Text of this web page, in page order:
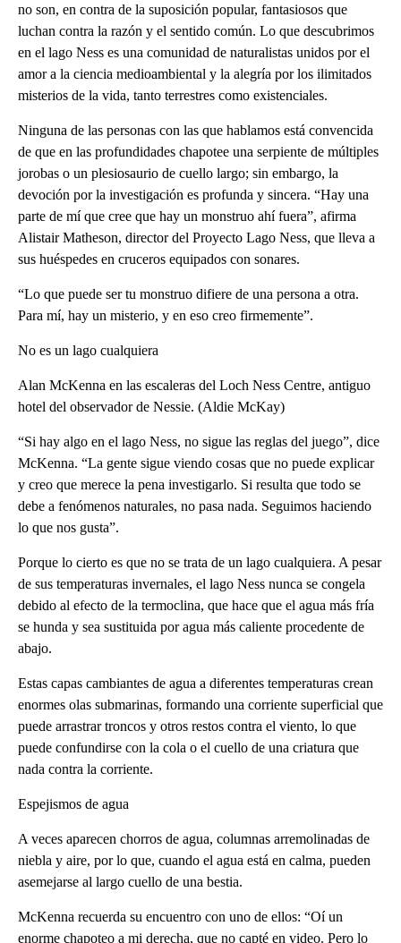
no son, en contra de la suposición popular, fantasiosos que
luchan contra la razón y el sentido común. Lo que descubrimos
en el lago Ness es una comunidad de naturalistas unidos por el
amor a la ciencia medioambiental y la alegría por los ilimitados
misterios de la vida, tanto terrestres como existenciales.
Ninguna de las personas con las que hablamos está convencida
de que en las profundidades chapotee una serpiente de múltiples
jorobas o un plesiosaurio de cuello largo; sin embargo, la
devoción por la investigación es profunda y sincera. “Hay una
parte de mí que cree que hay un monstruo ahí fuera”, afirma
Alistair Matheson, director del Proyecto Lago Ness, que lleva a
sus huéspedes en cruceros equipados con sonares.
“Lo que puede ser tu monstruo difiere de una persona a otra.
Para mí, hay un misterio, y en eso creo firmemente”.
No es un lago cualquiera
Alan McKenna en las escaleras del Loch Ness Centre, antiguo
hotel del observador de Nessie. (Aldie McKay)
“Si hay algo en el lago Ness, no sigue las reglas del juego”, dice
McKenna. “La gente sigue viendo cosas que no puede explicar
y creo que merece la pena investigarlo. Si resulta que todo se
debe a fenómenos naturales, no pasa nada. Seguimos haciendo
lo que nos gusta”.
Porque lo cierto es que no se trata de un lago cualquiera. A pesar
de sus temperaturas invernales, el lago Ness nunca se congela
debido al efecto de la termoclina, que hace que el agua más fría
se hunda y sea sustituida por agua más caliente procedente de
abajo.
Estas capas cambiantes de agua a diferentes temperaturas crean
enormes olas submarinas, formando una corriente superficial que
puede arrastrar troncos y otros restos contra el viento, lo que
puede confundirse con la cola o el cuello de una criatura que
nada contra la corriente.
Espejismos de agua
A veces aparecen chorros de agua, columnas arremolinadas de
niebla y aire, por lo que, cuando el agua está en calma, pueden
asemejarse al largo cuello de una bestia.
McKenna recuerda su encuentro con uno de ellos: “Oí un
enorme chapoteo a mi derecha, que no capté en video. Pero lo